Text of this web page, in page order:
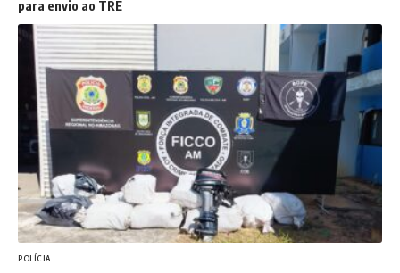
para envio ao TRE
POLÍCIA